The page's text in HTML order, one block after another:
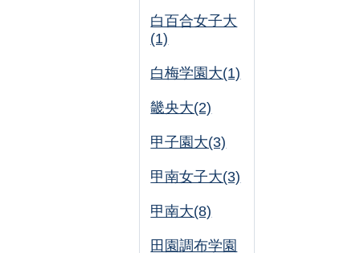
白百合女子大
(1)
白梅学園大(1)
畿央大(2)
甲子園大(3)
甲南女子大(3)
甲南大(8)
田園調布学園